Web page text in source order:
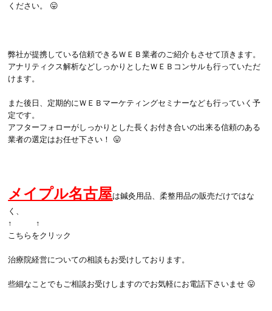
ください。 😛
弊社が提携している信頼できるＷＥＢ業者のご紹介もさせて頂きます。
アナリティクス解析などしっかりとしたＷＥＢコンサルも行っていただ
けます。
また後日、定期的にＷＥＢマーケティングセミナーなども行っていく予
定です。
アフターフォローがしっかりとした長くお付き合いの出来る信頼のある
業者の選定はお任せ下さい！ 😛
メイプル名古屋は鍼灸用品、柔整用品の販売だけではな
く、
↑ ↑
こちらをクリック
治療院経営についての相談もお受けしております。
些細なことでもご相談お受けしますのでお気軽にお電話下さいませ 😛